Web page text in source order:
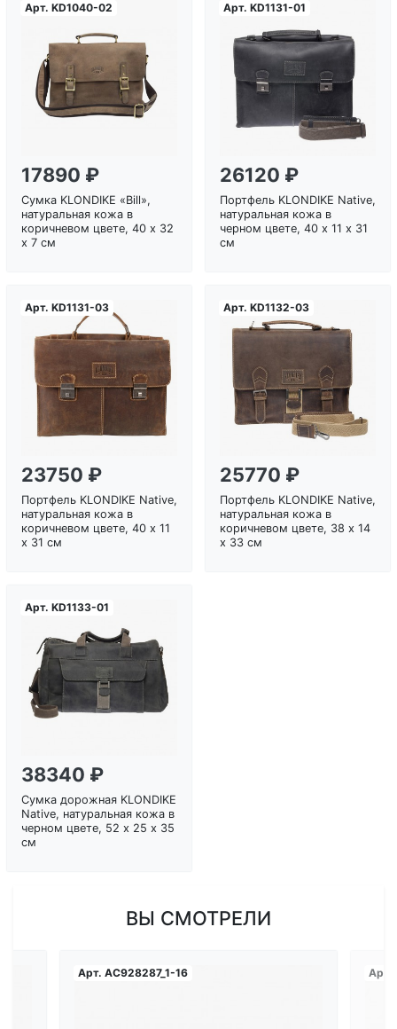
Арт. KD1040-02
17890 ₽
Сумка KLONDIKE «Bill»,
натуральная кожа в
коричневом цвете, 40 х 32
х 7 см
Арт. KD1131-01
26120 ₽
Портфель KLONDIKE Native,
натуральная кожа в
черном цвете, 40 х 11 х 31
см
Арт. KD1131-03
Загрузка...
23750 ₽
Портфель KLONDIKE Native,
натуральная кожа в
коричневом цвете, 40 х 11
х 31 см
Арт. KD1132-03
25770 ₽
Портфель KLONDIKE Native,
натуральная кожа в
коричневом цвете, 38 х 14
х 33 см
Арт. KD1133-01
38340 ₽
Сумка дорожная KLONDIKE
Native, натуральная кожа в
черном цвете, 52 х 25 х 35
см
ВЫ СМОТРЕЛИ
Арт. AC928287_1-16 Арт.